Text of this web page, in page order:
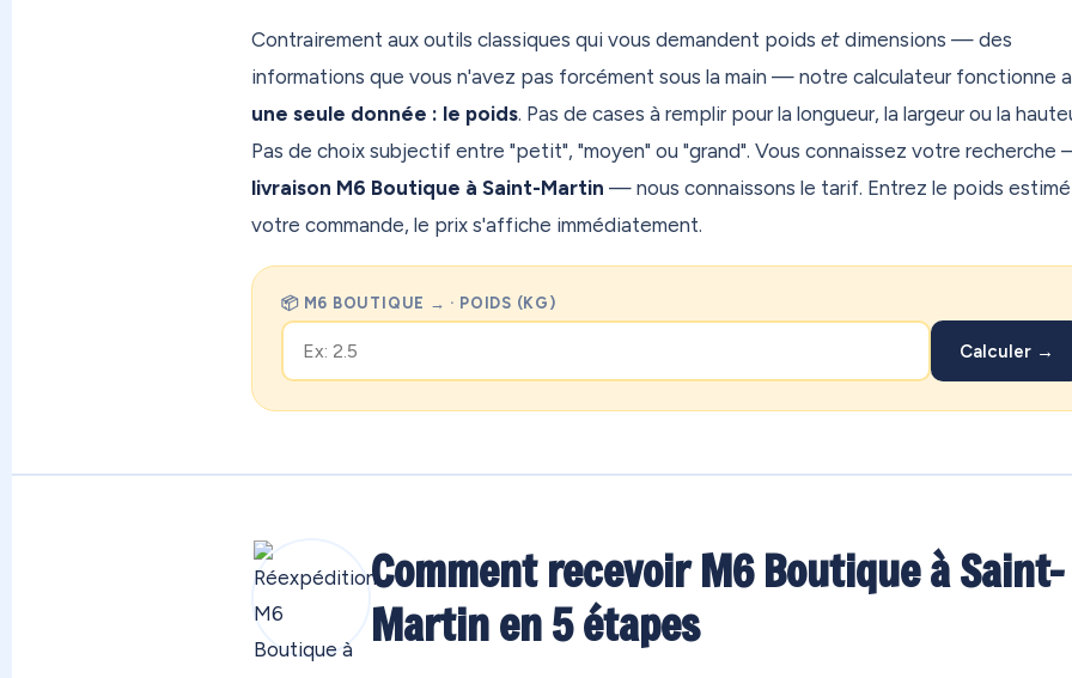
Contrairement aux outils classiques qui vous demandent poids et dimensions — des
informations que vous n'avez pas forcément sous la main — notre calculateur fonctionne
une seule donnée : le poids. Pas de cases à remplir pour la longueur, la largeur ou la
Pas de choix subjectif entre "petit", "moyen" ou "grand". Vous connaissez votre recherche
livraison M6 Boutique à Saint-Martin — nous connaissons le tarif. Entrez le poids
votre commande, le prix s'affiche immédiatement.
📦 M6 BOUTIQUE → · POIDS (KG)
Calculer →
Comment recevoir M6 Boutique à Saint-
Martin en 5 étapes